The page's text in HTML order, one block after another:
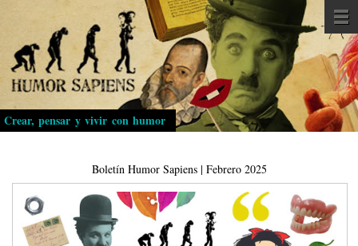
Pasar
al
contenido
principal
Crear, pensar y vivir con humor
Boletín Humor Sapiens | Febrero 2025